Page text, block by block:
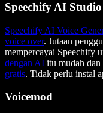
Speechify AI Studio
Speechify AI Voice
voice over. Jutaan
mempercayai Speechify
dengan AI itu mudah dan
gratis. Tidak perlu instal
Voicemod